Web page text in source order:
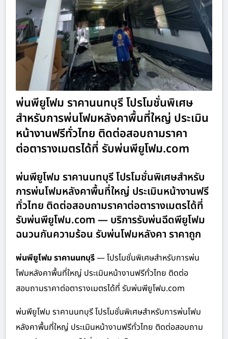
พ่นพียูโฟม ราคานนทบุรี โปรโมชั่นพิเศษ
สำหรับการพ่นโฟมหลังคาพื้นที่ใหญ่ ประเมิน
หน้างานฟรีทั่วไทย ติดต่อสอบถามราคา
ต่อตารางเมตรได้ที่ รับพ่นพียูโฟม.com
พ่นพียูโฟม ราคานนทบุรี โปรโมชั่นพิเศษสำหรับ
การพ่นโฟมหลังคาพื้นที่ใหญ่ ประเมินหน้างานฟรี
ทั่วไทย ติดต่อสอบถามราคาต่อตารางเมตรได้ที่
รับพ่นพียูโฟม.com — บริการรับพ่นฉีดพียูโฟม
ฉนวนกันความร้อน รับพ่นโฟมหลังคา ราคาถูก
พ่นพียูโฟม ราคานนทบุรี— โปรโมชั่นพิเศษสำหรับการพ่น
โฟมหลังคาพื้นที่ใหญ่ ประเมินหน้างานฟรีทั่วไทย ติดต่อ
สอบถามราคาต่อตารางเมตรได้ที่ รับพ่นพียูโฟม.com
พ่นพียูโฟม ราคานนทบุรี โปรโมชั่นพิเศษสำหรับการพ่นโฟม
หลังคาพื้นที่ใหญ่ ประเมินหน้างานฟรีทั่วไทย ติดต่อสอบถาม